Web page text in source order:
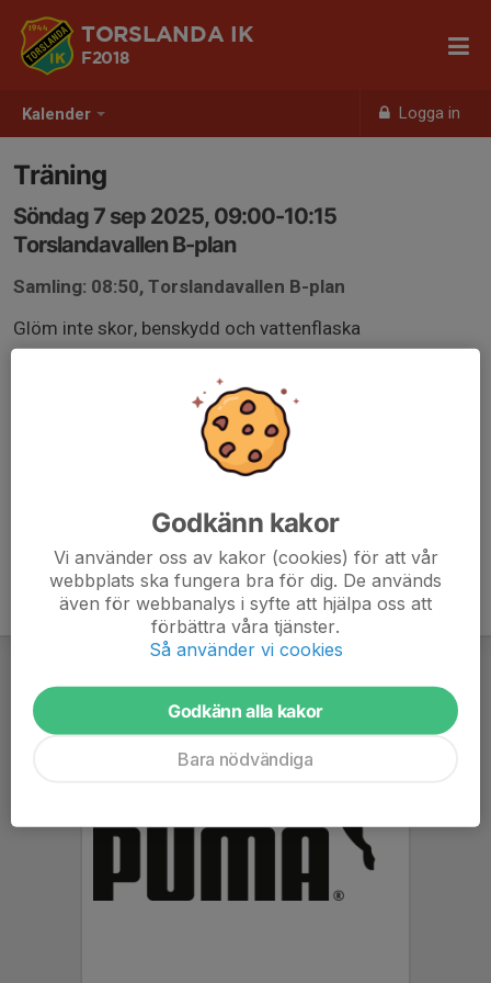
Kalender Logga in
TORSLANDA IK
F2018
Träning
Söndag 7 sep 2025, 09:00-10:15
Torslandavallen B-plan
Samling: 08:50, Torslandavallen B-plan
Glöm inte skor, benskydd och vattenflaska
Godkänn kakor
Vi använder oss av kakor (cookies) för att vår
webbplats ska fungera bra för dig. De används
även för webbanalys i syfte att hjälpa oss att
förbättra våra tjänster.
Så använder vi cookies
Godkänn alla kakor
Bara nödvändiga